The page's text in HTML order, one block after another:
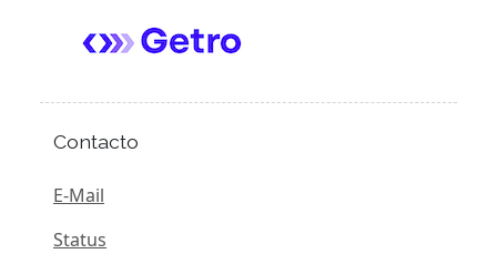
Contacto
E-Mail
Status